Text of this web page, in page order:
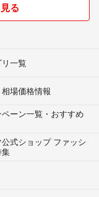
る
一覧
場価格情報
ーン一覧・おすすめ
式ショップ ファッシ
集